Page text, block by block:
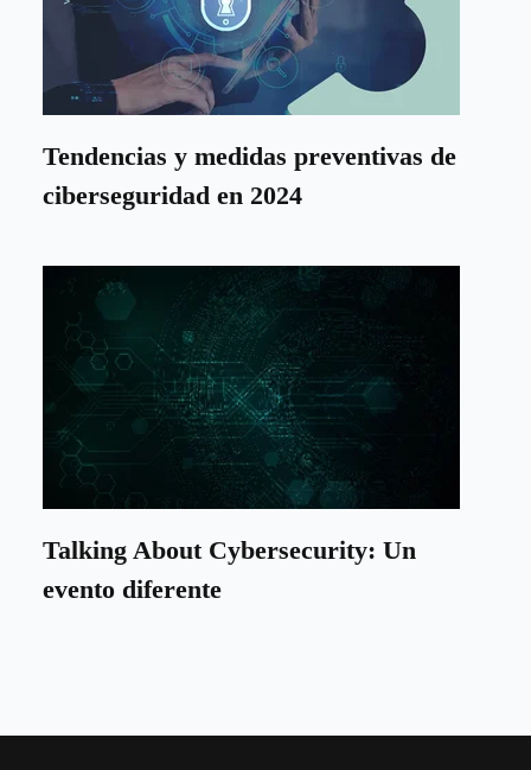
Tendencias y medidas preventivas de
ciberseguridad en 2024
Talking About Cybersecurity: Un
evento diferente